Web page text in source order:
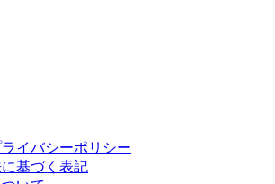
イバシーポリシー
基づく表記